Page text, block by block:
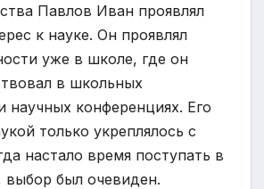
Павлов Иван проявлял
к науке. Он проявлял
уже в школе, где он
в школьных
научных конференциях. Его
только укреплялось с
настало время поступать в
выбор был очевиден.